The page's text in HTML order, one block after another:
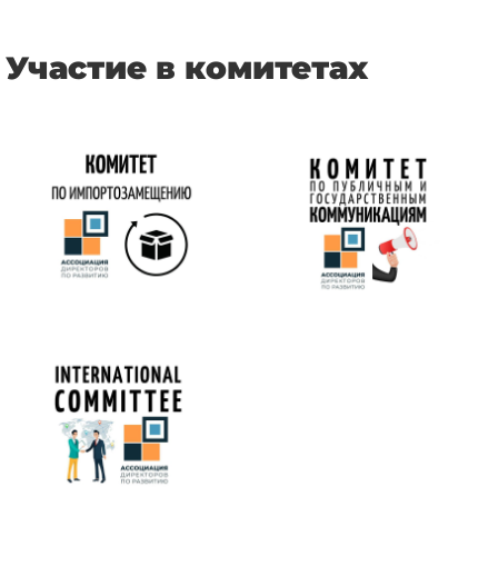
Участие в комитетах